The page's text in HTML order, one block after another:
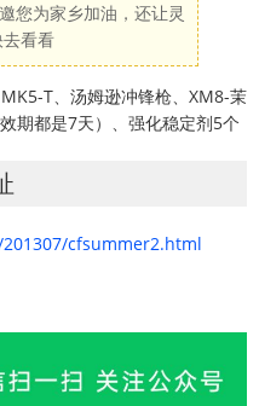
您为家乡加油，还让灵
看看
T、汤姆逊冲锋枪、XM8-茉
期都是7天）、强化稳定剂5个
cfsummer2.html